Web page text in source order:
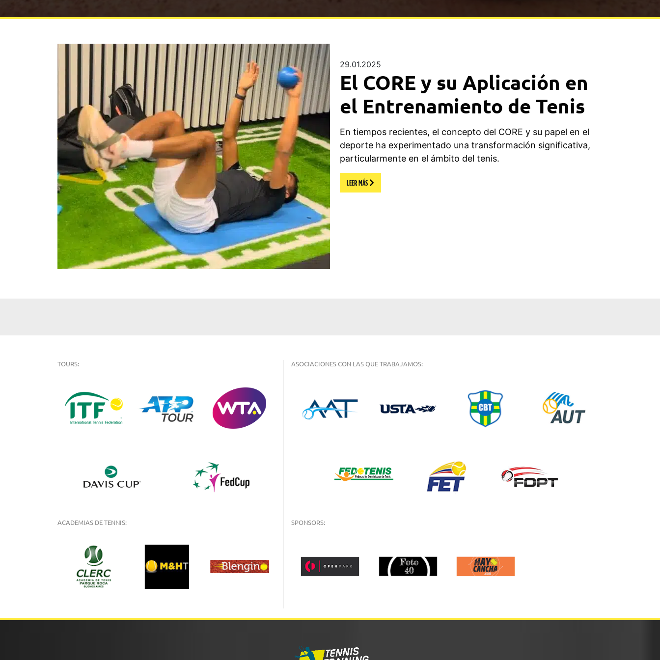
29.01.2025
El CORE y su Aplicación en
el Entrenamiento de Tenis
En tiempos recientes, el concepto del CORE y su papel en el
deporte ha experimentado una transformación significativa,
particularmente en el ámbito del tenis.
LEER MÁS
TOURS:
ACADEMIAS DE TENNIS:
ASOCIACIONES CON LAS QUE TRABAJAMOS:
SPONSORS: